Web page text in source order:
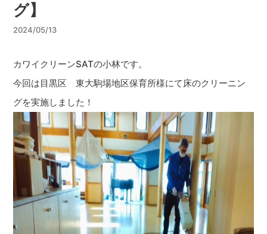
グ】
2024/05/13
カワイクリーンSATの小林です。
今回は目黒区 東大駒場地区保育所様にて床のクリーニン
グを実施しました！